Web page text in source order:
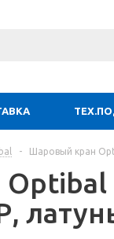
- Шаровый кран